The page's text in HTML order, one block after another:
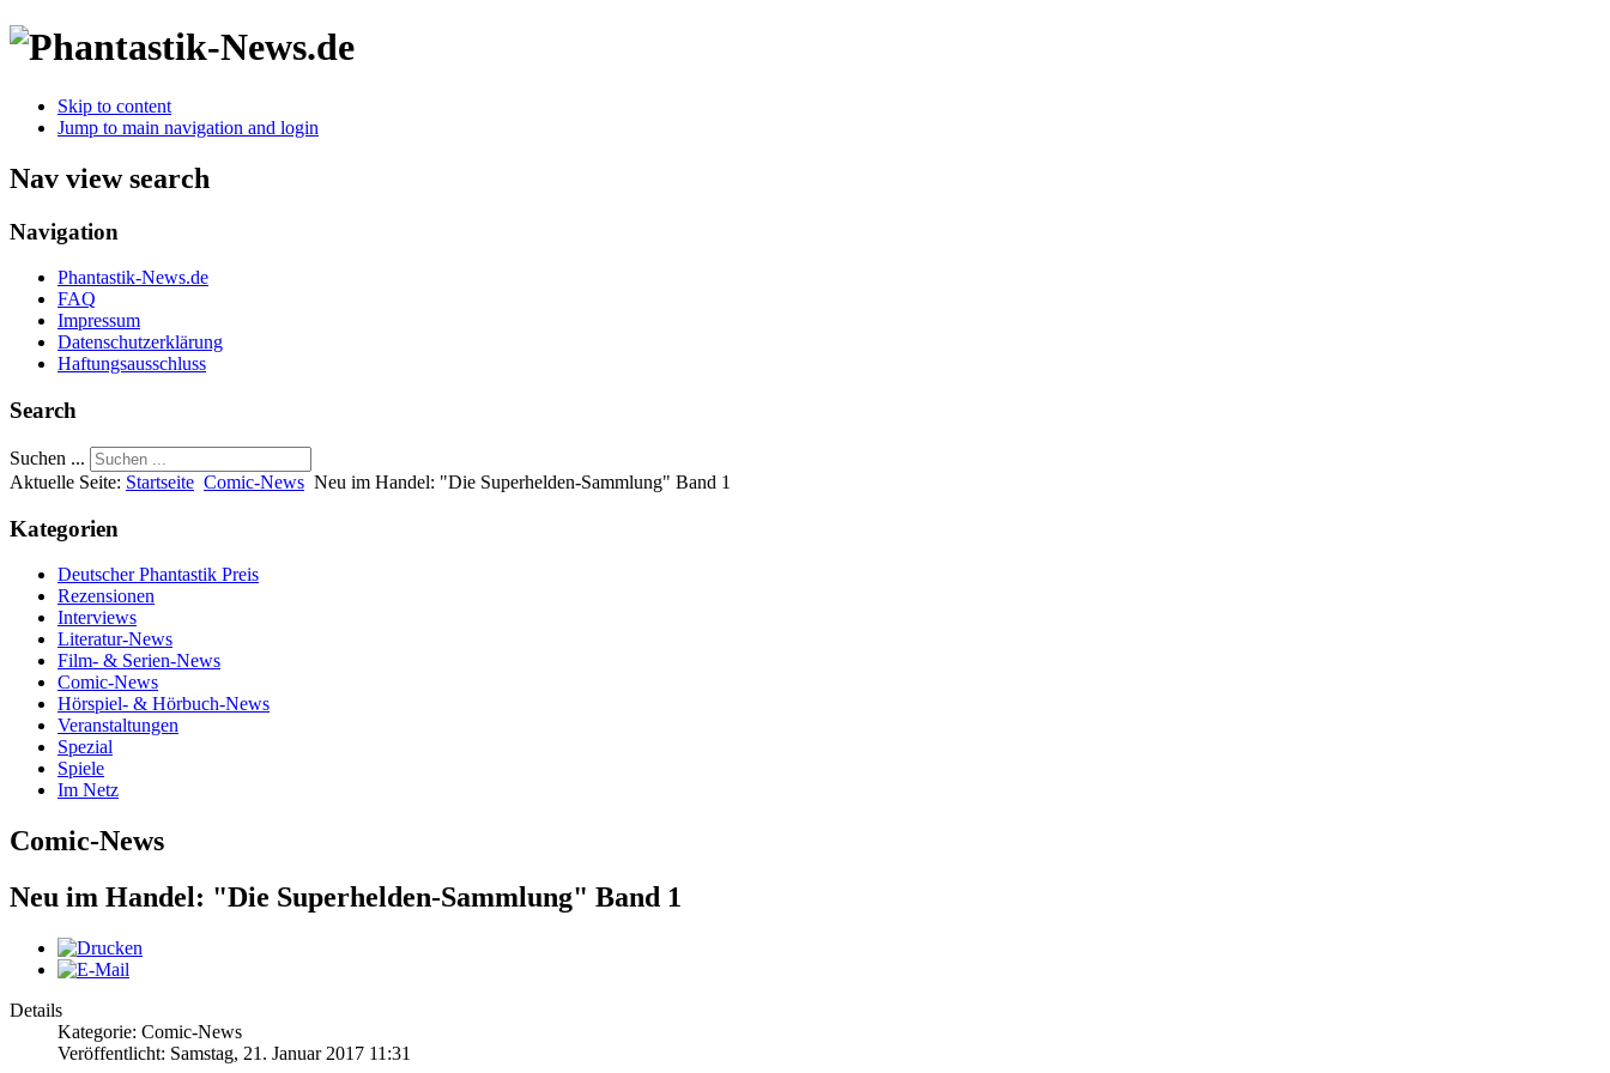
Skip to content
Jump to main navigation and login
Nav view search
Navigation
Phantastik-News.de
FAQ
Impressum
Datenschutzerklärung
Haftungsausschluss
Search
Suchen ...
Aktuelle Seite: Startseite Comic-News Neu im Handel: "Die Superhelden-Sammlung" Band 1
Kategorien
Deutscher Phantastik Preis
Rezensionen
Interviews
Literatur-News
Film- & Serien-News
Comic-News
Hörspiel- & Hörbuch-News
Veranstaltungen
Spezial
Spiele
Im Netz
Comic-News
Neu im Handel: "Die Superhelden-Sammlung" Band 1
Details
Kategorie: Comic-News
Veröffentlicht: Samstag, 21. Januar 2017 11:31